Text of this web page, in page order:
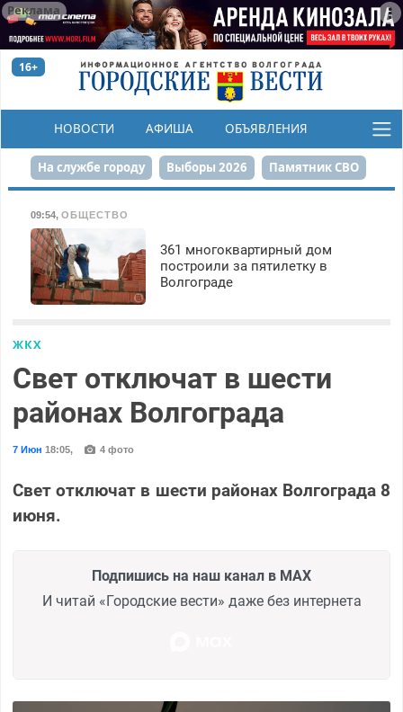
Реклама
16+
НОВОСТИ АФИША ОБЪЯВЛЕНИЯ
КОНКУРСЫ
На службе городу Выборы 2026 Памятник СВО
Набережная День Победы Реконструкция ЦПКиО
80-летие Победы Парк Героев-летчиков
09:54, ОБЩЕСТВО
361 многоквартирный дом
построили за пятилетку в
Волгограде
ЖКХ
Свет отключат в шести
районах Волгограда
7 Июн 18:05, 4 фото
Свет отключат в шести районах Волгограда 8
июня.
Подпишись на наш канал в MAX
И читай «Городские вести» даже без интернета